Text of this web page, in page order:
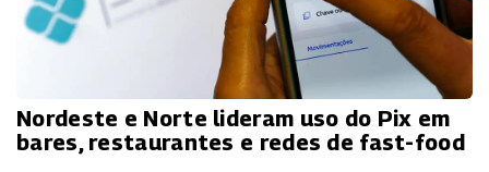
Nordeste e Norte lideram uso do Pix em
bares, restaurantes e redes de fast-food